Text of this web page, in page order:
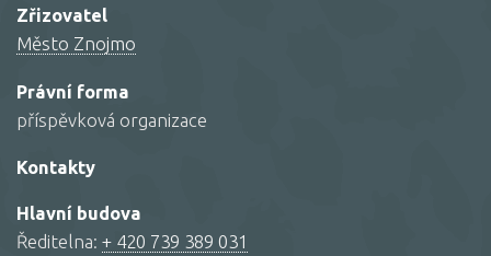
Zřizovatel
Město Znojmo
Právní forma
příspěvková organizace
Kontakty
Hlavní budova
Ředitelna: + 420 739 389 031